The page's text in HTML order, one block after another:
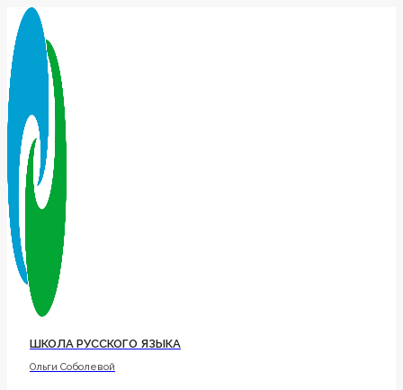
Перейти
содержимому
ШКОЛА РУССКОГО ЯЗЫКА
Ольги Соболевой